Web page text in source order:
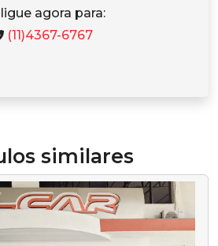
agora para:
(11)4367-6767
similares